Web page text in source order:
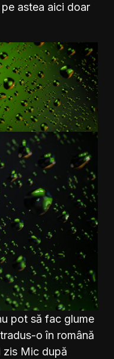
astea aici doar
pot să fac glume
o în română
zis Mic după